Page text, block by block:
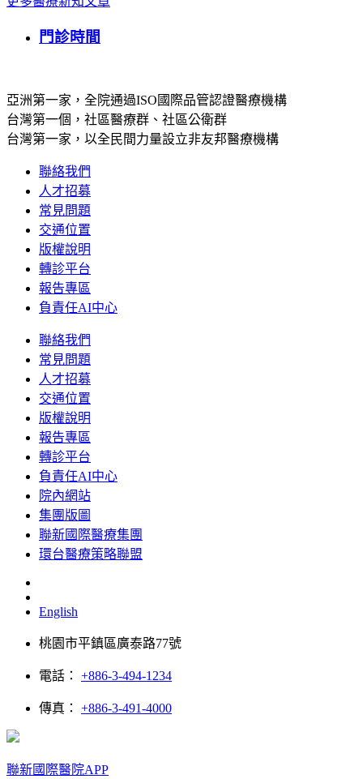
門診時間
亞洲第一家，全院通過ISO國際品管認證醫療機構
台灣第一個，社區醫療群、社區公衛群
台灣第一家，以全民間力量設立非友邦醫療機構
聯絡我們
人才招募
常見問題
交通位置
版權說明
轉診平台
報告專區
負責任AI中心
聯絡我們
常見問題
人才招募
交通位置
版權說明
報告專區
轉診平台
負責任AI中心
院內網站
集團版圖
聯新國際醫療集團
環台醫療策略聯盟
English
桃園市平鎮區廣泰路77號
電話： +886-3-494-1234
傳真： +886-3-491-4000
聯新國際醫院APP